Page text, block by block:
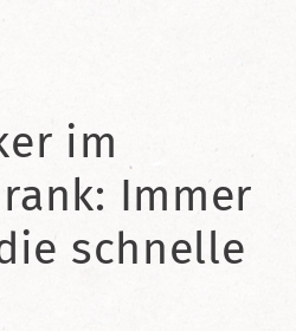
im
Immer
schnelle